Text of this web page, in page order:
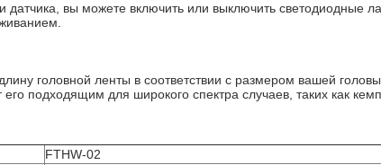
датчика, вы можете включить или выключить
головной ленты в соответствии с размером вашей
его подходящим для широкого спектра случаев, таких как
FTHW-02